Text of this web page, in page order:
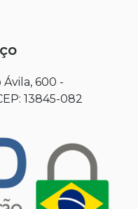
600 -
13845-082